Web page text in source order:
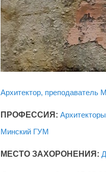
Архитектор, преподаватель
ПРОФЕССИЯ: Архитекторы
Минский ГУМ
МЕСТО ЗАХОРОНЕНИЯ: